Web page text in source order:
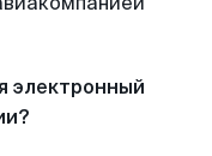
электронный